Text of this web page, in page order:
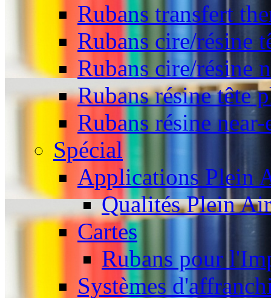
Rubans transfert
Rubans cire/résine
Rubans cire/résine
Rubans résine tête
Rubans résine near-
Spécial
Applications Plein
Qualités Plein Air
Cartes
Rubans pour
Systèmes